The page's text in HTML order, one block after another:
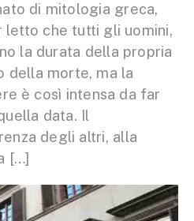
di mitologia greca,
letto che tutti gli uomini,
la durata della propria
della morte, ma la
è così intensa da far
data. Il
degli altri, alla
[…]